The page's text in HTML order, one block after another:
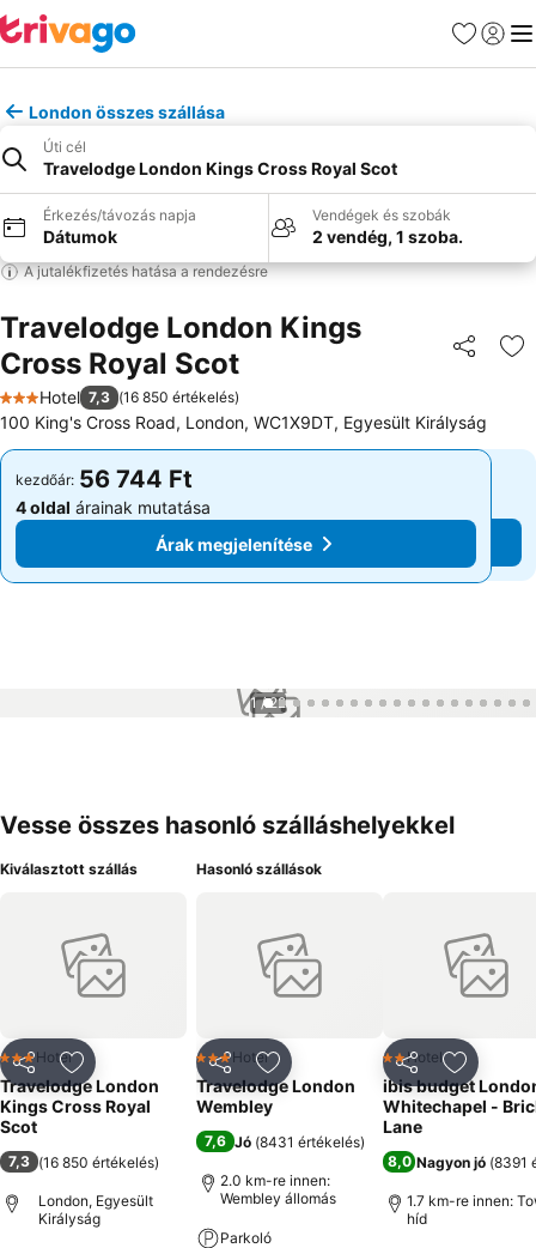
Kedvencek
London összes szállása
Úti cél
Travelodge London Kings Cross Royal Scot
Érkezés/távozás napja
Dátumok
Vendégek és szobák
2 vendég, 1 szoba.
A jutalékfizetés hatása a rendezésre
Travelodge London Kings
Cross Royal Scot
3 Kategória
Hotel 7,3 (16 850 értékelés)
100 King's Cross Road, London, WC1X9DT, Egyesült Királyság
kezdőár: 56 744 Ft
4 oldal árainak mutatása
Árak megjelenítése
kezdőár: 56 744 Ft
4 oldal árainak mutatása
Árak megjelenítése
1 / 22
Vesse összes hasonló szálláshelyekkel
Kiválasztott szállás
MegosztásHozzáadás a kedvencekhez
3 Kategória
Hotel
Travelodge London
Kings Cross Royal
Scot
7,3 (16 850 értékelés)
London, Egyesült
Királyság
Hasonló szállások
MegosztásHozzáadás a kedvencekhez
3 Kategória
Hotel
Travelodge London
Wembley
7,6 Jó (8431 értékelés)
2.0 km-re innen:
Wembley állomás
Parkoló
Megosztás
2 Kategória
Hotel
ibis budget
Whitechapel -
Lane
8,0 Nagyon jó (8391
1.7 km-re innen:
híd